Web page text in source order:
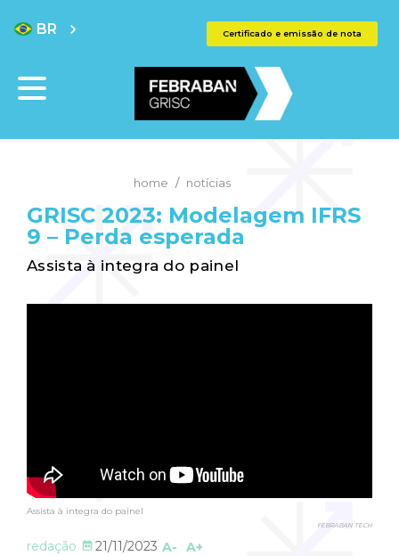
BR chevron_right Certificado e emissão de nota
home notícias
GRISC 2023: Modelagem IFRS
9 – Perda esperada
Assista à integra do painel
Assista à integra do painel
FEBRABAN TECH
redação 21/11/2023 A+
A-